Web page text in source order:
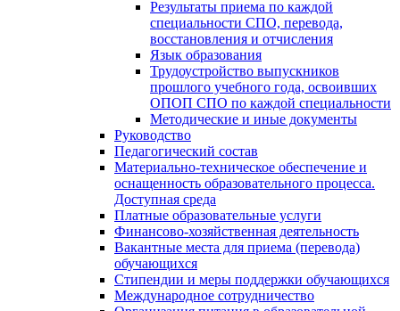
Результаты приема по каждой
специальности СПО, перевода,
восстановления и отчисления
Язык образования
Трудоустройство выпускников
прошлого учебного года, освоивших
ОПОП СПО по каждой специальности
Методические и иные документы
Руководство
Педагогический состав
Материально-техническое обеспечение и
оснащенность образовательного процесса.
Доступная среда
Платные образовательные услуги
Финансово-хозяйственная деятельность
Вакантные места для приема (перевода)
обучающихся
Стипендии и меры поддержки обучающихся
Международное сотрудничество